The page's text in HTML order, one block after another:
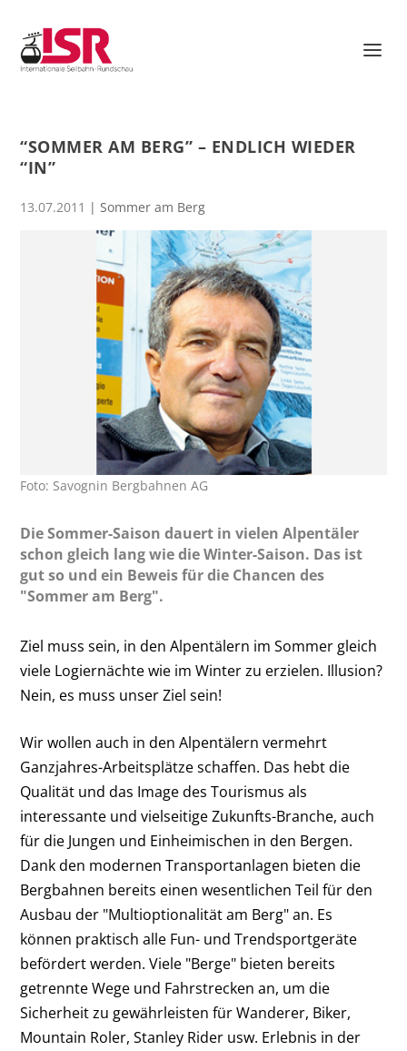
“SOMMER AM BERG” – ENDLICH WIEDER
“IN”
13.07.2011 |Sommer am Berg
Foto: Savognin Bergbahnen AG
Die Sommer-Saison dauert in vielen Alpentäler
schon gleich lang wie die Winter-Saison. Das ist
gut so und ein Beweis für die Chancen des
"Sommer am Berg".
Ziel muss sein, in den Alpentälern im Sommer gleich
viele Logiernächte wie im Winter zu erzielen. Illusion?
Nein, es muss unser Ziel sein!
Wir wollen auch in den Alpentälern vermehrt
Ganzjahres-Arbeitsplätze schaffen. Das hebt die
Qualität und das Image des Tourismus als
interessante und vielseitige Zukunfts-Branche, auch
für die Jungen und Einheimischen in den Bergen.
Dank den modernen Transportanlagen bieten die
Bergbahnen bereits einen wesentlichen Teil für den
Ausbau der "Multioptionalität am Berg" an. Es
können praktisch alle Fun- und Trendsportgeräte
befördert werden. Viele "Berge" bieten bereits
getrennte Wege und Fahrstrecken an, um die
Sicherheit zu gewährleisten für Wanderer, Biker,
Mountain Roler, Stanley Rider usw. Erlebnis in der